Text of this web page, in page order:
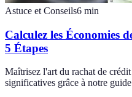
Astuce et Conseils6 min
Calculez les Économies
5 Étapes
Maîtrisez l'art du rachat de
significatives grâce à notre